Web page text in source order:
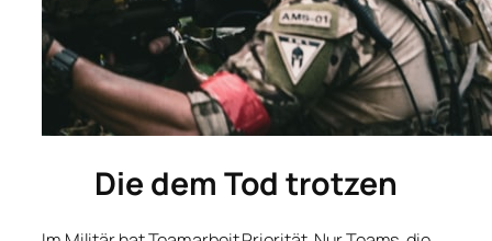
Die dem Tod trotzen